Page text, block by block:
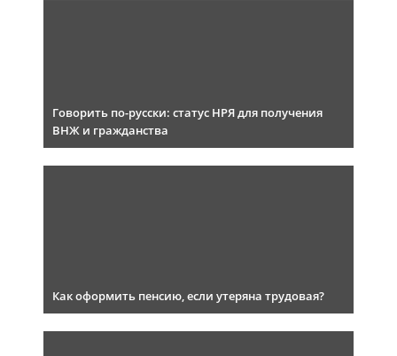
Говорить по-русски: статус НРЯ для получения
ВНЖ и гражданства
Как оформить пенсию, если утеряна трудовая?